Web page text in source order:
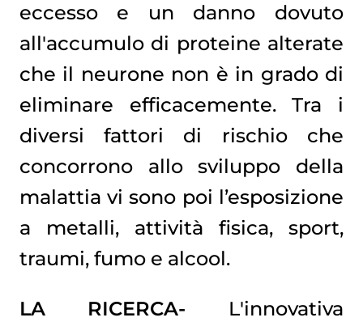
eccesso e un danno dovuto
all'accumulo di proteine alterate
che il neurone non è in grado di
eliminare efficacemente. Tra i
diversi fattori di rischio che
concorrono allo sviluppo della
malattia vi sono poi l’esposizione
a metalli, attività fisica, sport,
traumi, fumo e alcool.
LA RICERCA- L'innovativa